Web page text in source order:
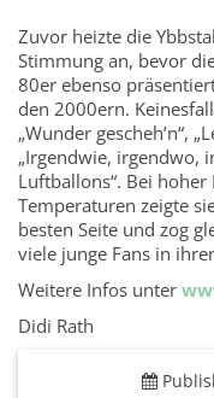
Zuvor heizte die
Stimmung an, bevor
80er ebenso
den 2000ern.
„Wunder gescheh’n“,
„Irgendwie, irgendwo,
Luftballons“. Bei
Temperaturen zeigte
besten Seite und zog
viele junge Fans in
Weitere Infos unter
Didi Rath